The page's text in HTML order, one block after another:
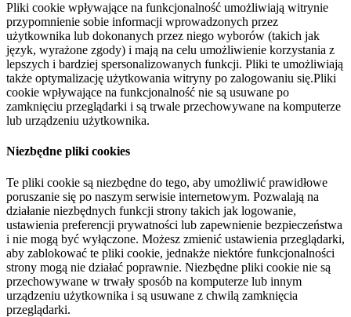
Pliki cookie wpływające na funkcjonalność umożliwiają witrynie
przypomnienie sobie informacji wprowadzonych przez
użytkownika lub dokonanych przez niego wyborów (takich jak
język, wyrażone zgody) i mają na celu umożliwienie korzystania z
lepszych i bardziej spersonalizowanych funkcji. Pliki te umożliwiają
także optymalizację użytkowania witryny po zalogowaniu się.Pliki
cookie wpływające na funkcjonalność nie są usuwane po
zamknięciu przeglądarki i są trwale przechowywane na komputerze
lub urządzeniu użytkownika.
Niezbędne pliki cookies
Te pliki cookie są niezbędne do tego, aby umożliwić prawidłowe
poruszanie się po naszym serwisie internetowym. Pozwalają na
działanie niezbędnych funkcji strony takich jak logowanie,
ustawienia preferencji prywatności lub zapewnienie bezpieczeństwa
i nie mogą być wyłączone. Możesz zmienić ustawienia przeglądarki,
aby zablokować te pliki cookie, jednakże niektóre funkcjonalności
strony mogą nie działać poprawnie. Niezbędne pliki cookie nie są
przechowywane w trwały sposób na komputerze lub innym
urządzeniu użytkownika i są usuwane z chwilą zamknięcia
przeglądarki.